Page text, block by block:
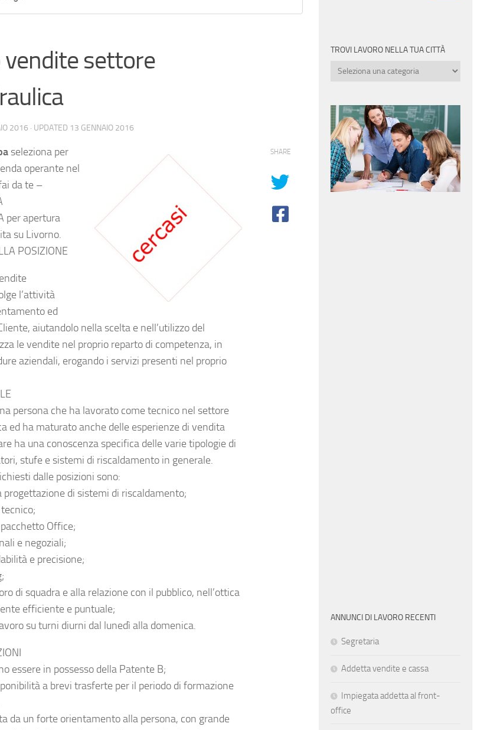
settore
2016 · UPDATED 13 GENNAIO 2016
seleziona per
operante nel
da te –
per apertura
su Livorno.
POSIZIONE
l’attività
ed
aiutandolo nella scelta e nell’utilizzo del
le vendite nel proprio reparto di competenza, in
aziendali, erogando i servizi presenti nel proprio
persona che ha lavorato come tecnico nel settore
ed ha maturato anche delle esperienze di vendita
ha una conoscenza specifica delle varie tipologie di
stufe e sistemi di riscaldamento in generale.
dalle posizioni sono:
progettazione di sistemi di riscaldamento;
Office;
e negoziali;
e precisione;
di squadra e alla relazione con il pubblico, nell’ottica
efficiente e puntuale;
su turni diurni dal lunedì alla domenica.
essere in possesso della Patente B;
a brevi trasferte per il periodo di formazione
da un forte orientamento alla persona, con grande
SHARE
TROVI LAVORO NELLA TUA CITTÀ
Trovi
tua
città
ANNUNCI DI LAVORO RECENTI
Segretaria
Addetta vendite e cassa
Impiegata addetta al front-
office